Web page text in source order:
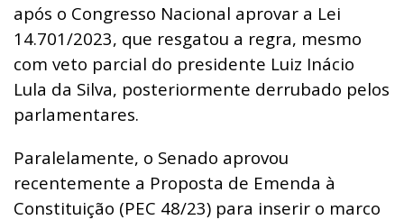
após o Congresso Nacional aprovar a Lei
14.701/2023, que resgatou a regra, mesmo
com veto parcial do presidente Luiz Inácio
Lula da Silva, posteriormente derrubado pelos
parlamentares.
Paralelamente, o Senado aprovou
recentemente a Proposta de Emenda à
Constituição (PEC 48/23) para inserir o marco